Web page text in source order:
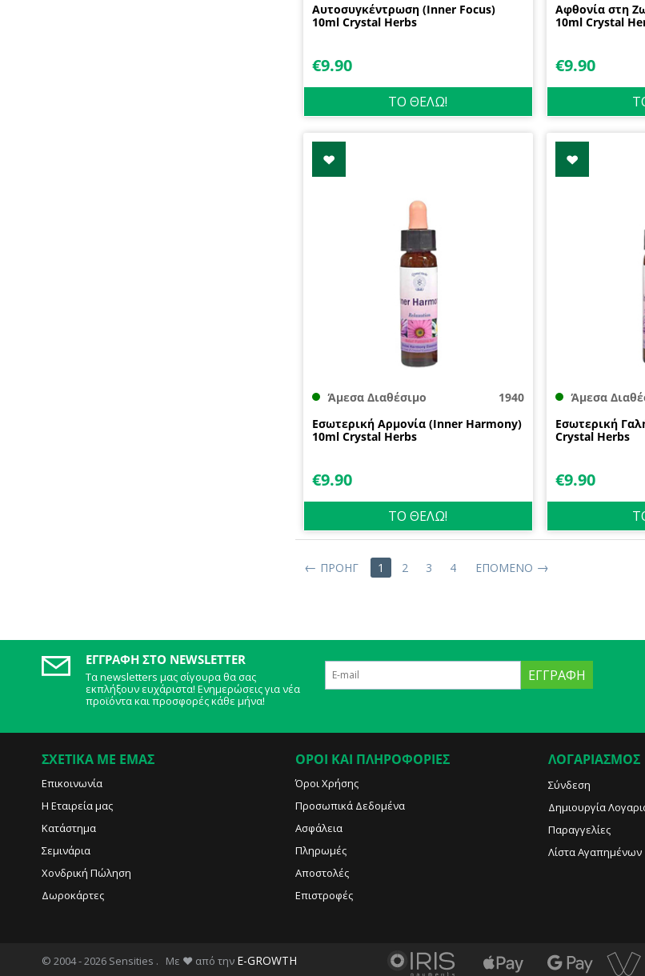
Αυτοσυγκέντρωση (Inner Focus)
10ml Crystal Herbs
€9.90
ΤΟ ΘΕΛΩ!
Αφθονία στη
10ml Crystal
€9.90
Άμεσα Διαθέσιμο
1940
Εσωτερική Αρμονία (Inner Harmony)
10ml Crystal Herbs
€9.90
ΤΟ ΘΕΛΩ!
Άμεσα
Εσωτερική
Crystal Herbs
€9.90
ΠΡΟΗΓ 1 2 3 4 ΕΠΌΜΕΝΟ
ΕΓΓΡΑΦΉ ΣΤΟ NEWSLETTER
Τα newsletters μας σίγουρα θα σας
εκπλήξουν ευχάριστα! Ενημερώσεις για νέα
προϊόντα και προσφορές κάθε μήνα!
ΕΓΓΡΑΦΉ
ΣΧΕΤΙΚΑ ΜΕ ΕΜΑΣ
Επικοινωνία
Η Εταιρεία μας
Κατάστημα
Σεμινάρια
Χονδρική Πώληση
Δωροκάρτες
ΟΡΟΙ ΚΑΙ ΠΛΗΡΟΦΟΡΙΕΣ
Όροι Χρήσης
Προσωπικά Δεδομένα
Ασφάλεια
Πληρωμές
Αποστολές
Επιστροφές
ΛΟΓΑΡΙΑΣΜΟΣ
Σύνδεση
Δημιουργία
Παραγγελίες
Λίστα Αγαπημένων
© 2004 - 2026 Sensities . Με ♥ από την E-GROWTH